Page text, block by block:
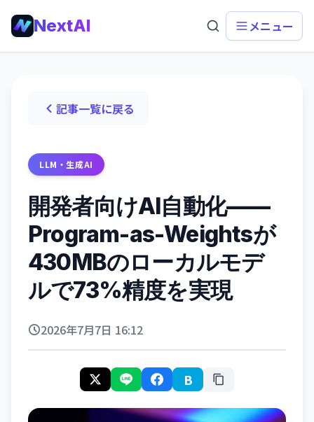
NextAI メニュー
記事一覧に戻る
LLM・生成AI
開発者向けAI自動化——
Program-as-Weightsが
430MBのローカルモデ
ルで73%精度を実現
2026年7月7日 16:12
B